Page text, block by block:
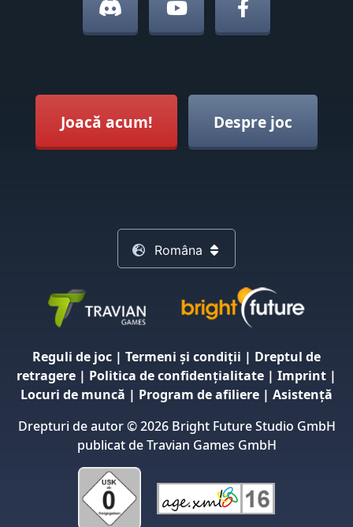
Joacă acum! Despre joc
Româna
Reguli de joc | Termeni și condiții | Dreptul de
retragere | Politica de confidențialitate | Imprint |
Locuri de muncă | Program de afiliere | Asistență
Drepturi de autor © 2026 Bright Future Studio GmbH
publicat de Travian Games GmbH